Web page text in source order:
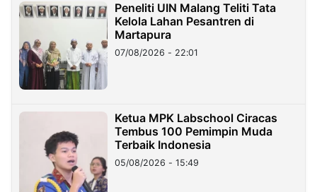
Peneliti UIN Malang Teliti Tata
Kelola Lahan Pesantren di
Martapura
07/08/2026 - 22:01
Ketua MPK Labschool Ciracas
Tembus 100 Pemimpin Muda
Terbaik Indonesia
05/08/2026 - 15:49